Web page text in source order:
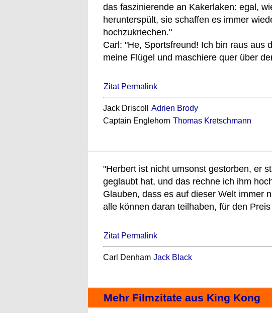
das faszinierende an Kakerlaken: egal,
herunterspült, sie schaffen es immer
hochzukriechen."
Carl: "He, Sportsfreund! Ich bin raus aus
meine Flügel und maschiere quer über
Zitat Permalink
Jack Driscoll Adrien Brody
Captain Englehorn Thomas Kretschmann
"Herbert ist nicht umsonst gestorben, er
geglaubt hat, und das rechne ich ihm
Glauben, dass es auf dieser Welt immer
alle können daran teilhaben, für den
Zitat Permalink
Carl Denham Jack Black
Mehr Filmzitate aus King Kong